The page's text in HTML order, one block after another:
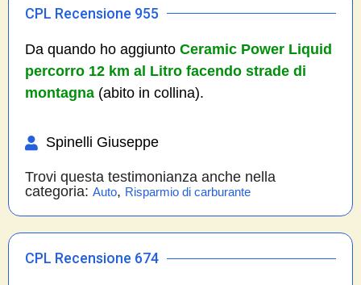
CPL Recensione 955
Da quando ho aggiunto Ceramic Power Liquid
percorro 12 km al Litro facendo strade di
montagna (abito in collina).
Spinelli Giuseppe
Trovi questa testimonianza anche nella
categoria: Auto, Risparmio di carburante
CPL Recensione 674